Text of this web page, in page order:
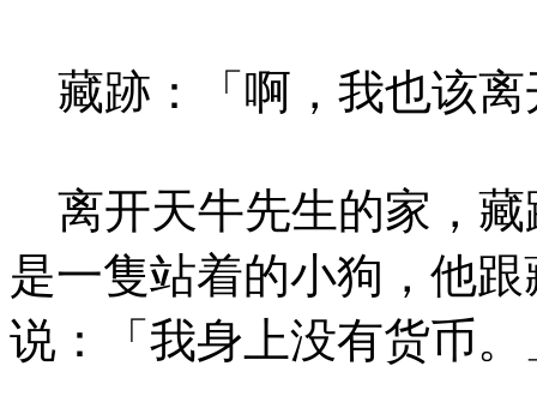
藏跡：「啊，我也该离
离开天牛先生的家，藏
是一隻站着的小狗，他
说：「我身上没有货币。